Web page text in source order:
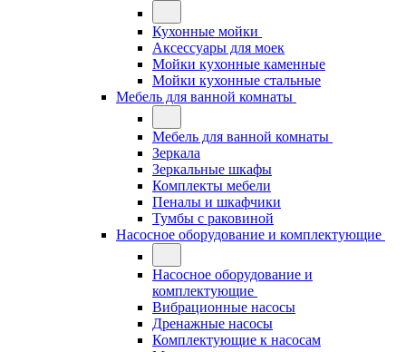
Кухонные мойки
Аксессуары для моек
Мойки кухонные каменные
Мойки кухонные стальные
Мебель для ванной комнаты
Мебель для ванной комнаты
Зеркала
Зеркальные шкафы
Комплекты мебели
Пеналы и шкафчики
Тумбы с раковиной
Насосное оборудование и комплектующие
Насосное оборудование и
комплектующие
Вибрационные насосы
Дренажные насосы
Комплектующие к насосам